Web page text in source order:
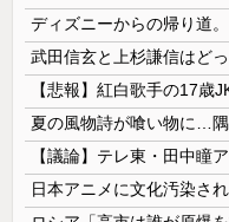
武田信玄と上杉謙信はど